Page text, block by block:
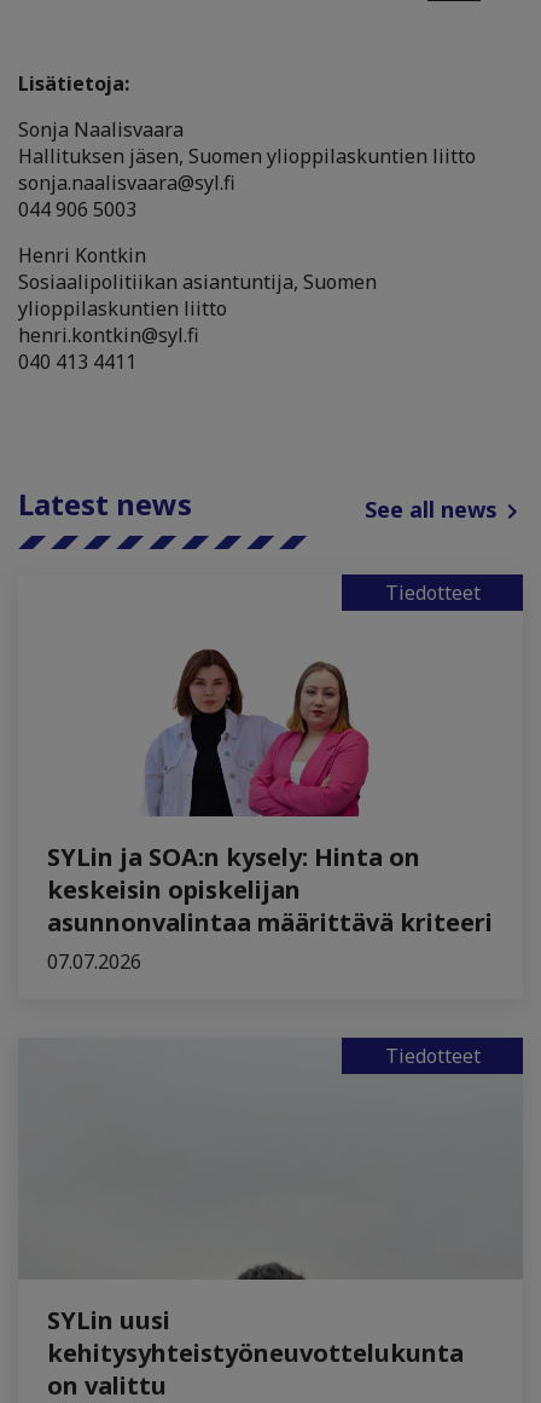
Lisätietoja:
Sonja Naalisvaara
Hallituksen jäsen, Suomen ylioppilaskuntien liitto
sonja.naalisvaara@syl.fi
044 906 5003
Henri Kontkin
Sosiaalipolitiikan asiantuntija, Suomen
ylioppilaskuntien liitto
henri.kontkin@syl.fi
040 413 4411
Latest news See all news
Tiedotteet
SYLin ja SOA:n kysely: Hinta on
keskeisin opiskelijan
asunnonvalintaa määrittävä kriteeri
07.07.2026
Tiedotteet
SYLin uusi
kehitysyhteistyöneuvottelukunta
on valittu